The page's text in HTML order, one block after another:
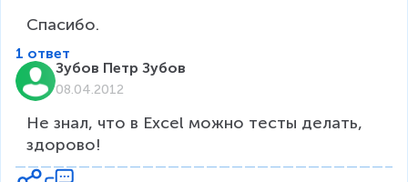
Спасибо.
1 ответ
Зубов Петр Зубов
08.04.2012
Не знал, что в Excel можно тесты делать,
здорово!